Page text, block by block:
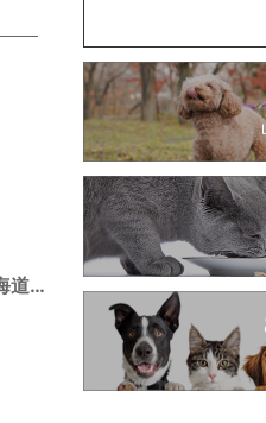
富岡児童遊園（北海道函館市）